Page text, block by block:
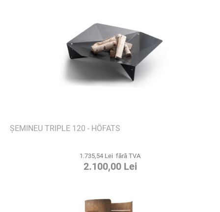
ȘEMINEU TRIPLE 120 - HÖFATS
1.735,54 Lei fără TVA
2.100,00 Lei